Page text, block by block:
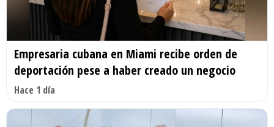
Empresaria cubana en Miami recibe orden de
deportación pese a haber creado un negocio
Hace 1 día